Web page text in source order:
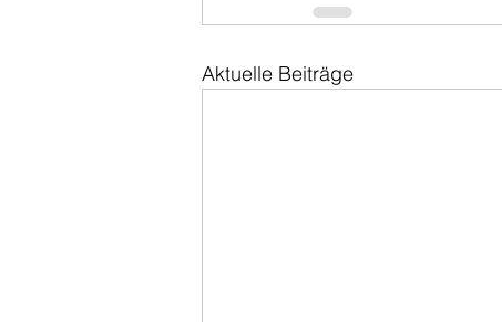
Aktuelle Beiträge